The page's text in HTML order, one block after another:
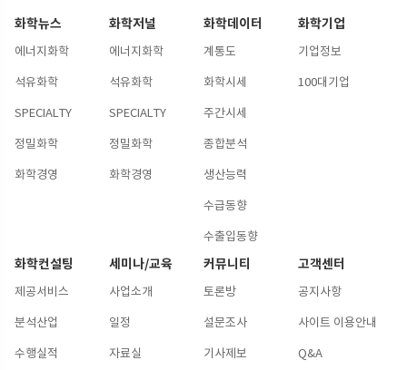
화학뉴스
에너지화학
석유화학
SPECIALTY
정밀화학
화학경영
화학저널
에너지화학
석유화학
SPECIALTY
정밀화학
화학경영
화학데이터
계통도
화학시세
주간시세
종합분석
생산능력
수급동향
수출입동향
화학기업
기업정보
100대기업
화학컨설팅
제공서비스
분석산업
수행실적
세미나/교육
사업소개
일정
자료실
커뮤니티
토론방
설문조사
기사제보
고객센터
공지사항
사이트 이용안내
Q&A